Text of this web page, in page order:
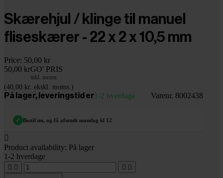
Skærehjul / klinge til manuel
fliseskærer - 22 x 2 x 10,5 mm
Price: 50,00 kr
50,00 krGO' PRIS
inkl. moms
(40,00 kr. ekskl. moms.)
På lager, leveringstid er1-2 hverdage Varenr. 8002438
✓ Bestil nu, og få afsendt mandag kl 12

Product availability: På lager
1-2 hverdage
   